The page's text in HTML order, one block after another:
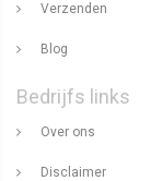
Verzenden
Blog
Bedrijfs links
Over ons
Disclaimer